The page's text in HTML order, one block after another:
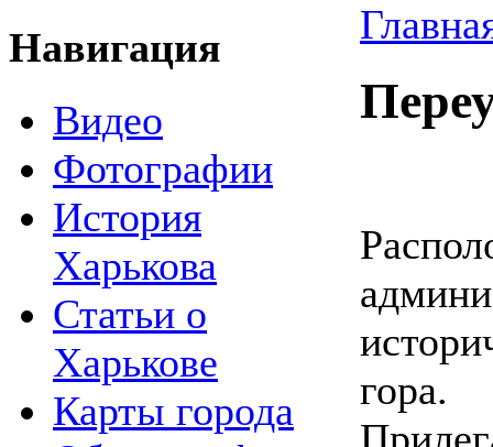
Навигация
Видео
Фотографии
История
Харькова
Статьи о
Харькове
Карты города
гора.